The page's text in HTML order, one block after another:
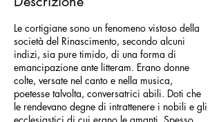
Le cortigiane sono un fenomeno vistoso della
società del Rinascimento, secondo alcuni
indizi, sia pure timido, di una forma di
emancipazione ante litteram. Erano donne
colte, versate nel canto e nella musica,
poetesse talvolta, conversatrici abili. Doti che
le rendevano degne di intrattenere i nobili e gli